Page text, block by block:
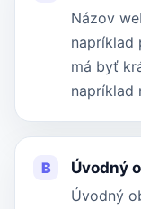
Názov
napríklad
má byť
napríklad
B
Úvodný
Úvodný